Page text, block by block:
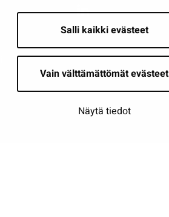
Salli kaikki evästeet
Vain välttämättömät evästeet
Näytä tiedot